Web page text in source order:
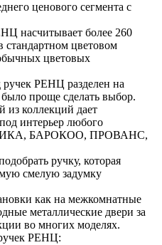
ценового сегмента с
насчитывает более 260
стандартном цветовом
цветовых
РЕНЦ разделен на
проще сделать выбор.
из коллекций дает
интерьер любого
БАРОКОО, ПРОВАНС,
ручку, которая
смелую задумку
как на межкомнатные
металлические двери за
во многих моделях.
РЕНЦ: